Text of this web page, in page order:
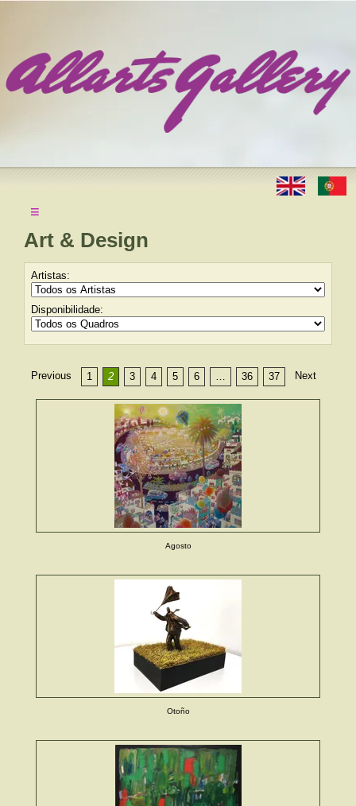
≡
Art & Design
Artistas:
Disponibilidade:
Previous 1 2 3 4 5 6 … 36 37 Next
Agosto
Otoño